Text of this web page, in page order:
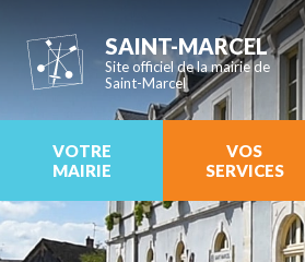
SAINT-MARCEL
Site officiel de la mairie de
Saint-Marcel
VOTRE
MAIRIE
VOS
SERVICES